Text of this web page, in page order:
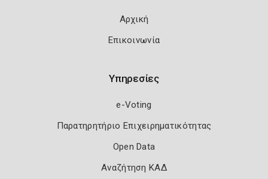
Αρχική
Επικοινωνία
Υπηρεσίες
e-Voting
Παρατηρητήριο Επιχειρηματικότητας
Open Data
Αναζήτηση ΚΑΔ